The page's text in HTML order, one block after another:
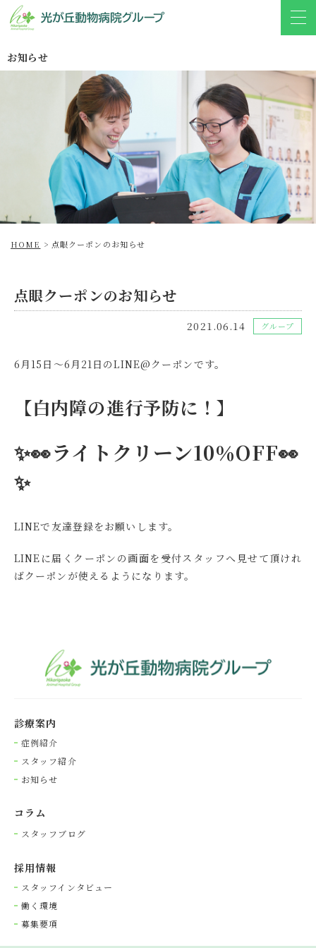
お知らせ
HOME > 点眼クーポンのお知らせ
点眼クーポンのお知らせ
2021.06.14 グループ
6月15日～6月21日のLINE@クーポンです。
【白内障の進行予防に！】
✨👀ライトクリーン10％OFF👀
✨
LINEで友達登録をお願いします。
LINEに届くクーポンの画面を受付スタッフへ見せて頂けれ
ばクーポンが使えるようになります。
診療案内
症例紹介
スタッフ紹介
お知らせ
コラム
スタッフブログ
採⽤情報
スタッフインタビュー
働く環境
募集要項